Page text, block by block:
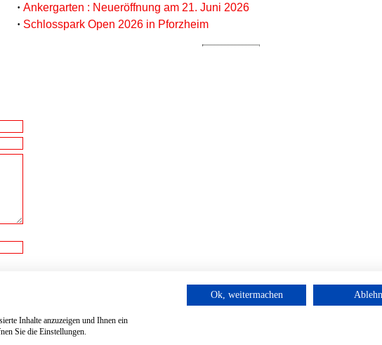
· Ankergarten : Neueröffnung am 21. Juni 2026
· Schlosspark Open 2026 in Pforzheim
Inhalte anzuzeigen und Ihnen ein
Sie die Einstellungen.
Ok, weitermachen